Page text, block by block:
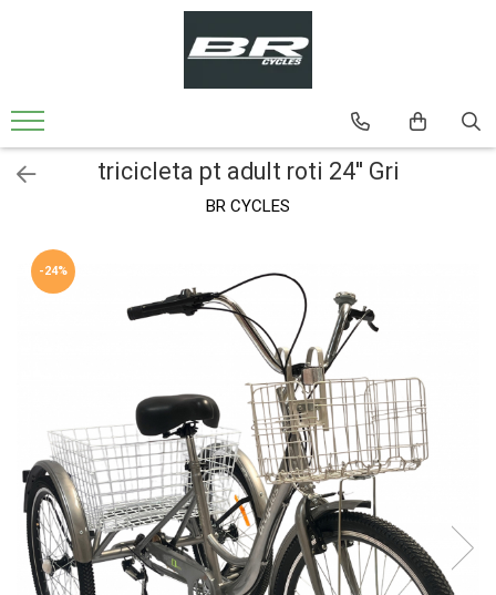
Bicicleta MTB
Bicicleta MTB 24'' Cadru din Aluminiu
Bicicleta MTB 26'' Cadru din Aluminiu
Bicicleta MTB-26'' Cadru din Otel
tricicleta pt adult roti 24'' Gri
BR CYCLES
-24%